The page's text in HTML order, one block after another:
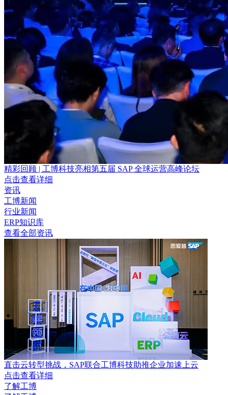
精彩回顾 | 工博科技亮相第五届 SAP 全球运营高峰论坛
点击查看详细
资讯
工博新闻
行业新闻
ERP知识库
查看全部资讯
直击云转型挑战，SAP联合工博科技助推企业加速上云
点击查看详细
了解工博